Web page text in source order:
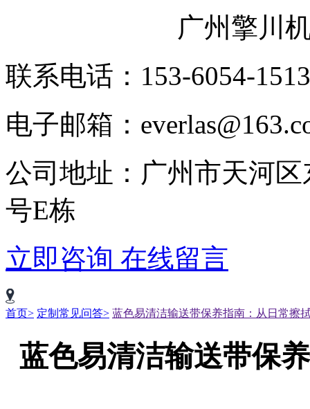
广州擎川
联系电话：153-6054-1513
电子邮箱：
公司地址：广州市天河
号E栋
立即咨询 在线留言
首页> 定制常见问答> 蓝色易清洁输送带保养指南：从日常擦
蓝色易清洁输送带保